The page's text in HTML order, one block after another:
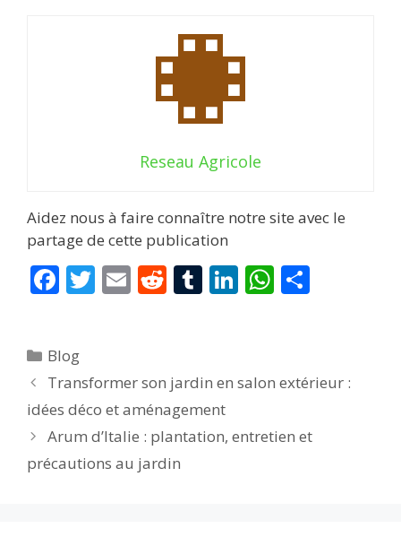
Reseau Agricole
Aidez nous à faire connaître notre site avec le
partage de cette publication
F
b
o
o
k
T E R
t
T
r
Li
dI
n
W
A
p
p
er
Catégories
Blog
Transformer son jardin en salon extérieur :
idées déco et aménagement
Arum d’Italie : plantation, entretien et
précautions au jardin